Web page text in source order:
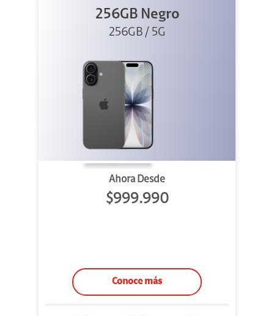
256GB Negro
256GB / 5G
Ahora Desde
$999.990
Conoce más